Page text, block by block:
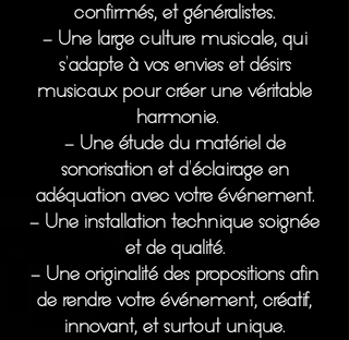
confirmés, et généralistes.
- Une large culture musicale, qui
s'adapte à vos envies et désirs
musicaux pour créer une véritable
harmonie.
- Une étude du matériel de
sonorisation et d'éclairage en
adéquation avec votre événement.
- Une installation technique soignée
et de qualité.
- Une originalité des propositions afin
de rendre votre événement, créatif,
innovant, et surtout unique.